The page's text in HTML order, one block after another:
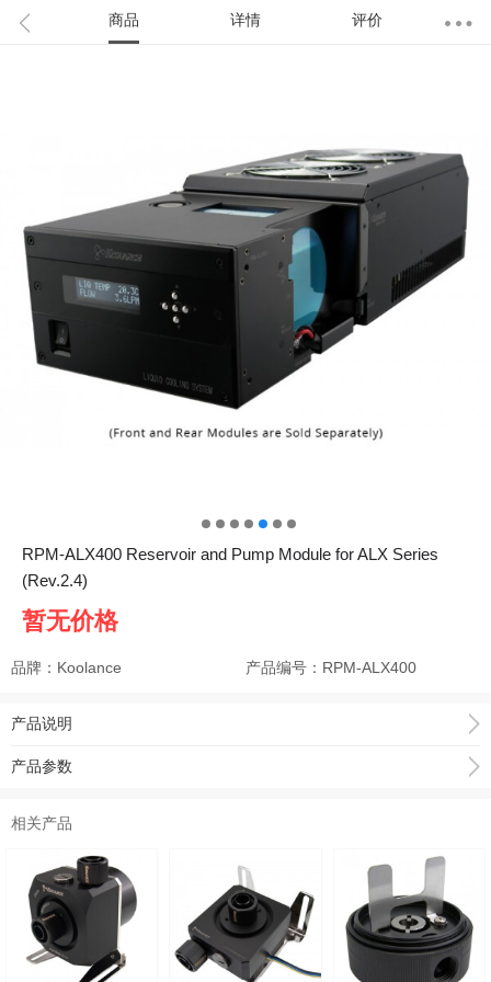
商品 详情 评价
RPM-ALX400 Reservoir and Pump Module for ALX Series
(Rev.2.4)
暂无价格
品牌：Koolance 产品编号： RPM-ALX400
产品说明
产品参数
相关产品